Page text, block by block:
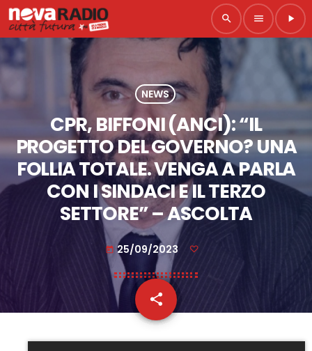
search menu play_arrow
NEWS
CPR, BIFFONI (ANCI): “IL
PROGETTO DEL GOVERNO? UNA
FOLLIA TOTALE. VENGA A PARLA
CON I SINDACI E IL TERZO
SETTORE” – ASCOLTA
today 25/09/2023
share
email